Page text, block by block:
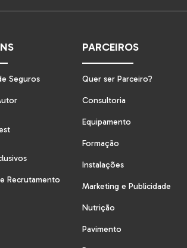
Seguros
Recrutamento
PARCEIROS
Quer ser Parceiro?
Consultoria
Equipamento
Formação
Instalações
Marketing e Publicidade
Nutrição
Pavimento